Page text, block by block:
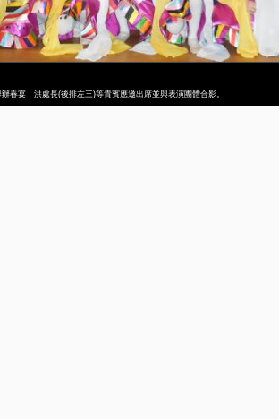
春宴，洪處長(後排左三)等貴賓應邀出席並與表演團體合影。